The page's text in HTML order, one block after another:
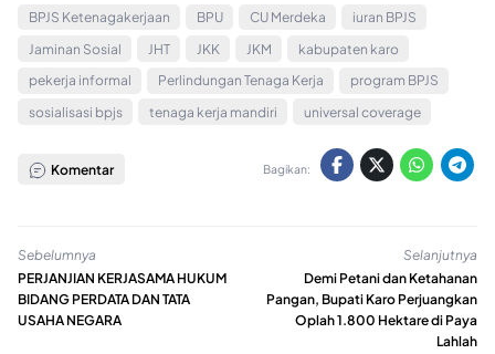
BPJS Ketenagakerjaan BPU CU Merdeka
iuran BPJS
Jaminan Sosial
JHT JKK JKM
kabupaten karo
pekerja informal
Perlindungan Tenaga Kerja
program BPJS
sosialisasi bpjs
tenaga kerja mandiri universal coverage
Komentar Bagikan:
Sebelumnya
PERJANJIAN KERJASAMA HUKUM
BIDANG PERDATA DAN TATA
USAHA NEGARA
Selanjutnya
Demi Petani dan Ketahanan
Pangan, Bupati Karo Perjuangkan
Oplah 1.800 Hektare di Paya
Lahlah